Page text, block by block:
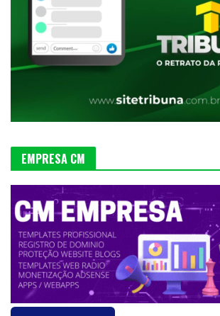
EMPRESA CM